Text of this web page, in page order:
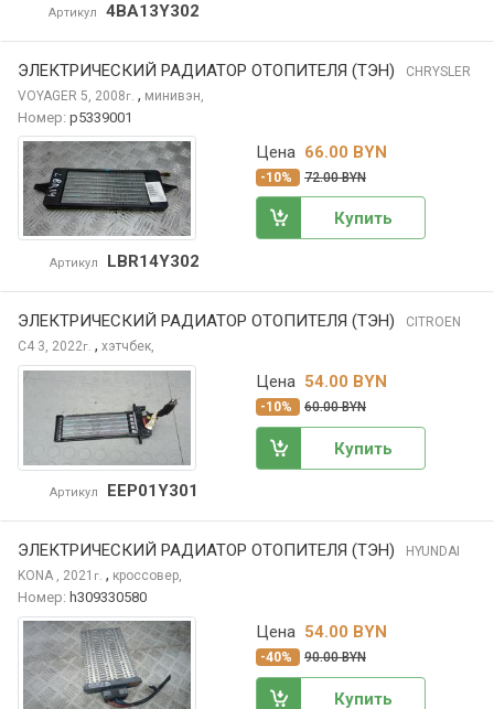
Артикул 4BA13Y302
ЭЛЕКТРИЧЕСКИЙ РАДИАТОР ОТОПИТЕЛЯ (ТЭН)
CHRYSLER
VOYAGER 5, 2008г. , минивэн,
Номер: p5339001
Артикул LBR14Y302
Цена 66.00 BYN
-10% 72.00 BYN
Купить
ЭЛЕКТРИЧЕСКИЙ РАДИАТОР ОТОПИТЕЛЯ (ТЭН)
CITROEN
C4 3, 2022г. , хэтчбек,
Артикул EEP01Y301
Цена 54.00 BYN
-10% 60.00 BYN
Купить
ЭЛЕКТРИЧЕСКИЙ РАДИАТОР ОТОПИТЕЛЯ (ТЭН)
HYUNDAI
KONA , 2021 г. , кроссовер,
Номер: h309330580
Цена 54.00 BYN
-40% 90.00 BYN
Купить